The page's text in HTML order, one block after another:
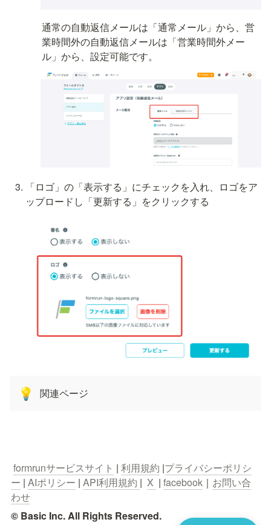
通常の自動返信メールは「通常メール」から、営
業時間外の自動返信メールは「営業時間外メー
ル」から、設定可能です。
「ロゴ」の「表示する」にチェックを入れ、ロゴをア
ップロードし「更新する」をクリックする
💡 関連ページ
formrunサービスサイト | 利用規約 |プライバシーポリシ
ー | AIポリシー | API利用規約 | X | facebook ｜ お問い合
わせ
© Basic Inc. All Rights Reserved.